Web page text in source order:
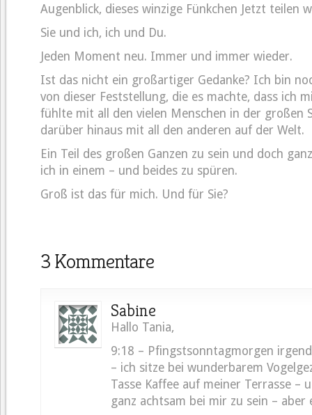
Augenblick, dieses winzige Fünkchen Jetzt teilen
Sie und ich, ich und Du.
Jeden Moment neu. Immer und immer wieder.
Ist das nicht ein großartiger Gedanke? Ich bin
von dieser Feststellung, die es machte, dass ich
fühlte mit all den vielen Menschen in der großen
darüber hinaus mit all den anderen auf der Welt.
Ein Teil des großen Ganzen zu sein und doch
ich in einem – und beides zu spüren.
Groß ist das für mich. Und für Sie?
3 Kommentare
Sabine
Hallo Tania,
9:18 – Pfingstsonntagmorgen
– ich sitze bei wunderbarem
Tasse Kaffee auf meiner Terrasse –
ganz achtsam bei mir zu sein –